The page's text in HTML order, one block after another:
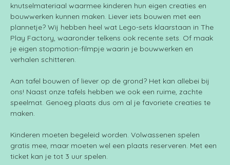
knutselmateriaal waarmee kinderen hun eigen creaties en
bouwwerken kunnen maken. Liever iets bouwen met een
plannetje? Wij hebben heel wat Lego-sets klaarstaan in The
Play Factory, waaronder telkens ook recente sets. Of maak
je eigen stopmotion-filmpje waarin je bouwwerken en
verhalen schitteren.
Aan tafel bouwen of liever op de grond? Het kan allebei bij
ons! Naast onze tafels hebben we ook een ruime, zachte
speelmat. Genoeg plaats dus om al je favoriete creaties te
maken.
Kinderen moeten begeleid worden. Volwassenen spelen
gratis mee, maar moeten wel een plaats reserveren. Met een
ticket kan je tot 3 uur spelen.